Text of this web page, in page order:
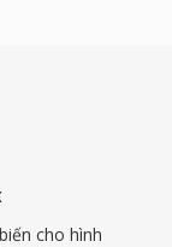
cho hình